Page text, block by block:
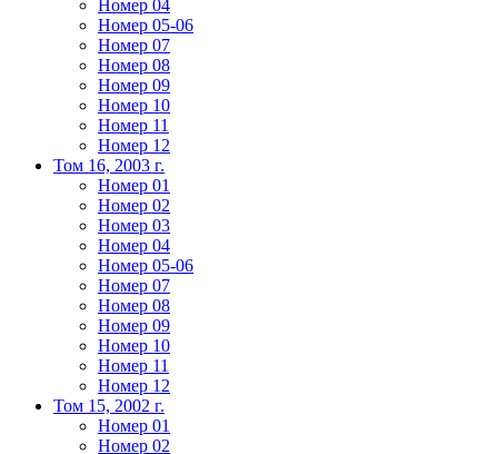
Номер 04
Номер 05-06
Номер 07
Номер 08
Номер 09
Номер 10
Номер 11
Номер 12
Том 16, 2003 г.
Номер 01
Номер 02
Номер 03
Номер 04
Номер 05-06
Номер 07
Номер 08
Номер 09
Номер 10
Номер 11
Номер 12
Том 15, 2002 г.
Номер 01
Номер 02